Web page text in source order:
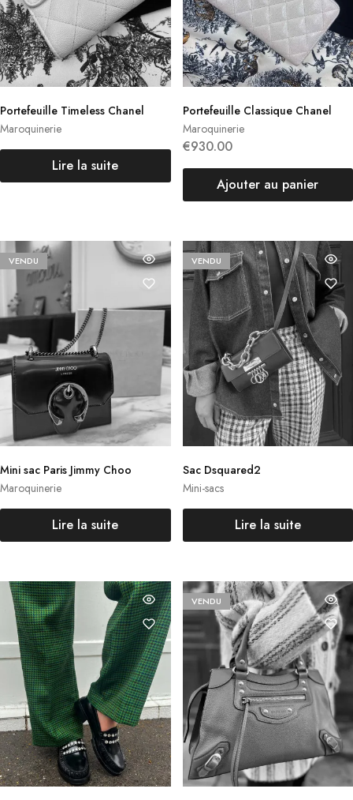
Maroquinerie
Portefeuille Timeless Chanel
Lire la suite
Maroquinerie
Portefeuille Classique Chanel
€930.00
Ajouter au panier
VENDU
Maroquinerie
Mini sac Paris Jimmy Choo
Lire la suite
VENDU
Mini-sacs
Sac Dsquared2
Lire la suite
VENDU